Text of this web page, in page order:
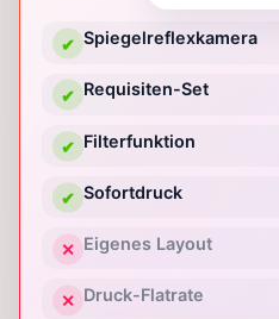
✔ Spiegelreflexkamera
✔ Requisiten-Set
✔ Filterfunktion
✔ Sofortdruck
✕ Eigenes Layout
✕ Druck-Flatrate